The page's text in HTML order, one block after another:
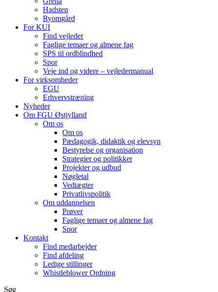
Hadsten
Ryomgård
For KUI
Find vejleder
Faglige temaer og almene fag
SPS til ordblindhed
Spor
Veje ind og videre – vejledermanual
For virksomheder
EGU
Erhvervstræning
Nyheder
Om FGU Østjylland
Om os
Om os
Pædagogik, didaktik og elevsyn
Bestyrelse og organisation
Strategier og politikker
Projekter og udbud
Nøgletal
Vedtægter
Privatlivspolitik
Om uddannelsen
Prøver
Faglige temaer og almene fag
Spor
Kontakt
Find medarbejder
Find afdeling
Ledige stillinger
Whistleblower Ordning
Søg